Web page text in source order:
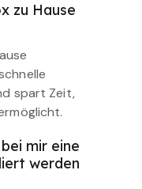
zu Hause
spart Zeit,
mir eine
werden